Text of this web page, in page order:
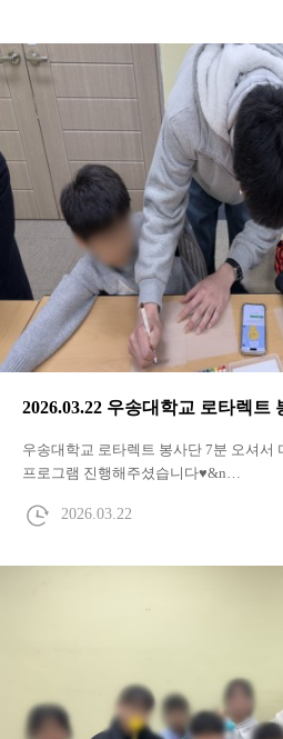
2026.03.22 우송대학교 로타렉트
우송대학교 로타렉트 봉사단 7분 오셔서
프로그램 진행해주셨습니다♥&n…
2026.03.22